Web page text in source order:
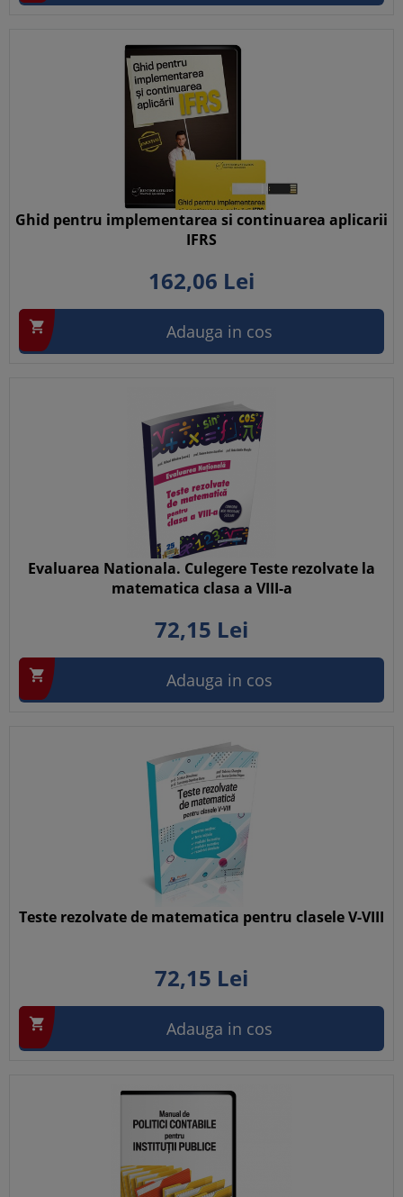
Ghid pentru implementarea si continuarea aplicarii
IFRS
162,06 Lei
 Adauga in cos
Evaluarea Nationala. Culegere Teste rezolvate la
matematica clasa a VIII-a
72,15 Lei
 Adauga in cos
Teste rezolvate de matematica pentru clasele V-VIII
72,15 Lei
 Adauga in cos